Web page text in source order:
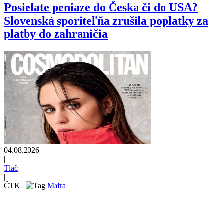
Posielate peniaze do Česka či do USA?
Slovenská sporiteľňa zrušila poplatky za
platby do zahraničia
04.08.2026
|
Tlač
|
ČTK | Mafra